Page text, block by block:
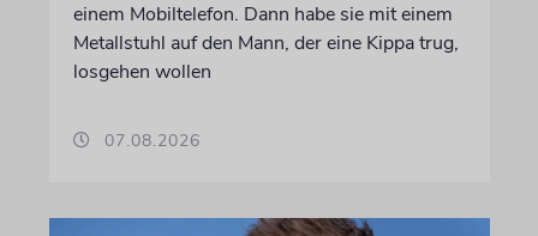
einem Mobiltelefon. Dann habe sie mit einem
Metallstuhl auf den Mann, der eine Kippa trug,
losgehen wollen
07.08.2026